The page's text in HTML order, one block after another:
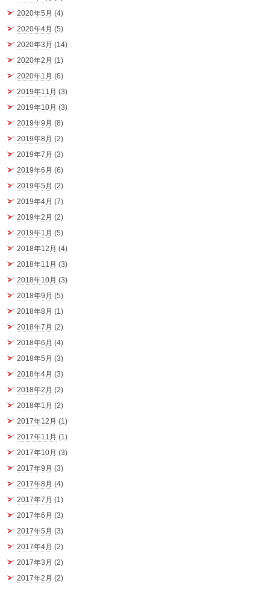
2020年5月 (4)
2020年4月 (5)
2020年3月 (14)
2020年2月 (1)
2020年1月 (6)
2019年11月 (3)
2019年10月 (3)
2019年9月 (8)
2019年8月 (2)
2019年7月 (3)
2019年6月 (6)
2019年5月 (2)
2019年4月 (7)
2019年2月 (2)
2019年1月 (5)
2018年12月 (4)
2018年11月 (3)
2018年10月 (3)
2018年9月 (5)
2018年8月 (1)
2018年7月 (2)
2018年6月 (4)
2018年5月 (3)
2018年4月 (3)
2018年2月 (2)
2018年1月 (2)
2017年12月 (1)
2017年11月 (1)
2017年10月 (3)
2017年9月 (3)
2017年8月 (4)
2017年7月 (1)
2017年6月 (3)
2017年5月 (3)
2017年4月 (2)
2017年3月 (2)
2017年2月 (2)